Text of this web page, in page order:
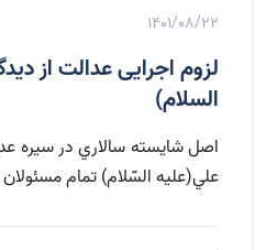
1401/08/22
لزوم اجرایی عدالت از
السلام)
اصل شايسته سالاري در سيره
علي(علیه السّلام) تمام